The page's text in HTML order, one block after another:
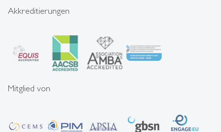
Akkreditierungen
Mitglied von